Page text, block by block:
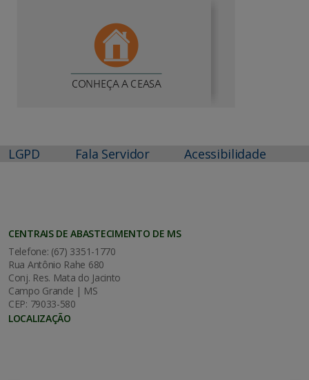
LGPD Fala Servidor Acessibilidade
CENTRAIS DE ABASTECIMENTO DE MS
Telefone: (67) 3351-1770
Rua Antônio Rahe 680
Conj. Res. Mata do Jacinto
Campo Grande | MS
CEP: 79033-580
LOCALIZAÇÃO